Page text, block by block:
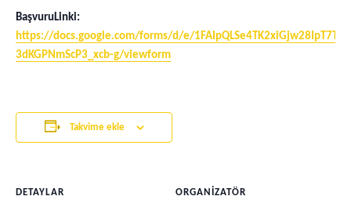
BaşvuruLinki:
https://docs.google.com/forms/d/e/
3dKGPNmScP3_xcb-g/viewform
Takvime ekle
DETAYLAR
ORGANIZATÖR